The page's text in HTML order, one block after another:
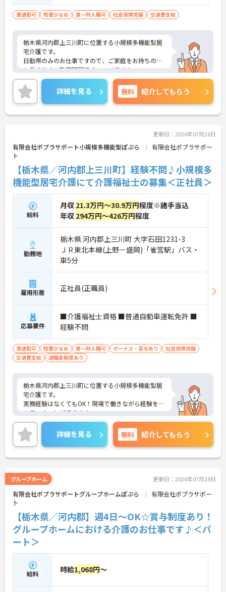
車通勤可 残業少なめ 夏～秋入職可 社会保険完備 交通費支給
栃木県河内郡上三川町に位置する小規模多機能型居
宅介護です。
日勤帯のみのお仕事ですので、ご家庭をお持ちの方
も働きやすい勤務時間でオススメです！
マイカー通勤可能なので行き帰りがスムーズです。
ご興味をお持ちの方はお気軽にお問い合わせくださ
い。
詳細を見る 無料 紹介してもらう
更新日：2026年07月28日
有限会社ポプラサポート小規模多機能型ぽぷら
有限会社ポプラサポー
ト
【栃木県／河内郡上三川町】経験不問♪小規模多
機能型居宅介護にて介護福祉士の募集＜正社員＞
給料
月収 21.3万円～30.9万円程度※諸手当込
年収 294万円～426万円程度
勤務地
栃木県 河内郡上三川町 大字石田1231-3
ＪＲ東北本線(上野－盛岡)「雀宮駅」バス・
車5分
雇用形態 正社員(正職員)
応募要件
■介護福祉士資格 ■普通自動車運転免許 ■
経験不問
車通勤可 残業少なめ 夏～秋入職可 ボーナス・賞与あり
社会保険完備
交通費支給
退職金制度あり
栃木県河内郡上三川町に位置する小規模多機能型居
宅介護です。
実務経験はなくてもOK！現場で働きながら経験を積
んでいくことができます。
マイカー通勤可能なので行き帰りがスムーズです。
ご興味をお持ちの方はお気軽にお問い合わせくださ
い。
詳細を見る 無料 紹介してもらう
グループホーム 更新日：2026年07月28日
有限会社ポプラサポートグループホームぽぷら
有限会社ポプラサポー
ト
【栃木県／河内郡】週4日～OK☆賞与制度あり！
グループホームにおける介護のお仕事です♪＜パ
ート＞
給料 時給1,068円～